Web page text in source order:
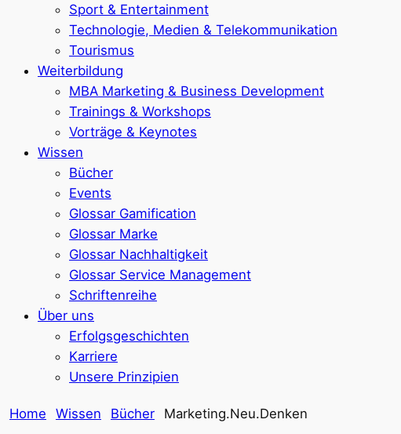
Sport & Entertainment
Technologie, Medien & Telekommunikation
Tourismus
Weiterbildung
MBA Marketing & Business Development
Trainings & Workshops
Vorträge & Keynotes
Wissen
Bücher
Events
Glossar Gamification
Glossar Marke
Glossar Nachhaltigkeit
Glossar Service Management
Schriftenreihe
Über uns
Erfolgsgeschichten
Karriere
Unsere Prinzipien
Home Wissen Bücher Marketing.Neu.Denken